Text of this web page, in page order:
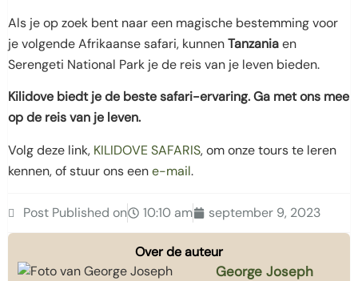
Als je op zoek bent naar een magische bestemming voor
je volgende Afrikaanse safari, kunnenTanzaniaen
Serengeti National Park je de reis van je leven bieden.
Kilidove biedt je de beste safari-ervaring. Ga met ons mee
op de reis van je leven.
Volg deze link, KILIDOVE SAFARIS, om onze tours te leren
kennen, of stuur ons eene-mail.
Post Published on 10:10 am september 9, 2023
Over de auteur
George Joseph